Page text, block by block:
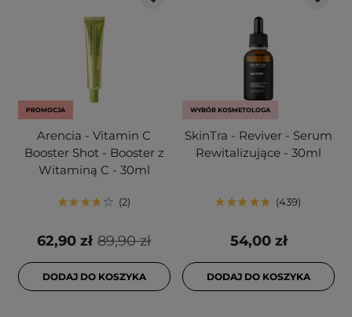
PROMOCJA
Arencia - Vitamin C
Booster Shot - Booster z
Witaminą C - 30ml
2
89,90 zł
62,90 zł
DODAJ DO KOSZYKA
WYBÓR KOSMETOLOGA
SkinTra - Reviver - Serum
Rewitalizujące - 30ml
439
54,00 zł
DODAJ DO KOSZYKA